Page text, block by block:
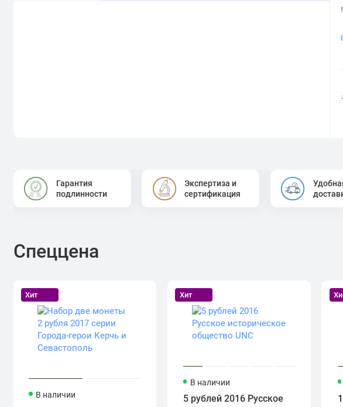
Гарантия
подлинности
Экспертиза и
сертификация
Спеццена
Хит
В наличии
Хит
В наличии
5 рублей 2016 Русское